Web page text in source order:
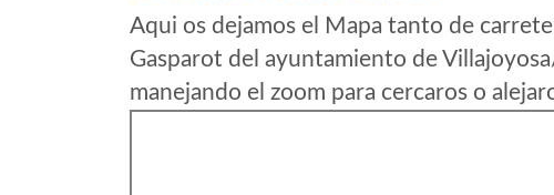
Aqui os dejamos el Mapa tanto de
Gasparot del ayuntamiento de
manejando el zoom para cercaros o